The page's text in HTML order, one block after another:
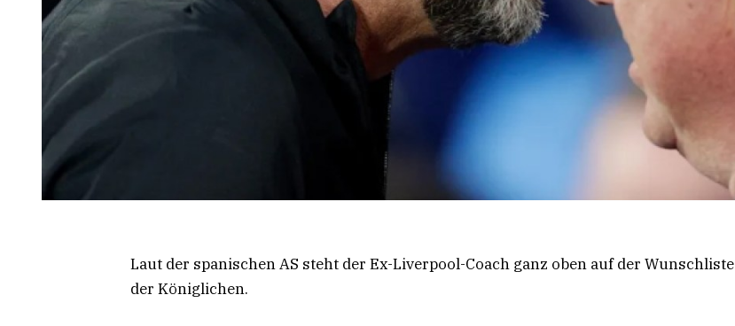
Laut der spanischen AS steht der Ex-Liverpool-Coach ganz oben auf der Wunschliste
der Königlichen.